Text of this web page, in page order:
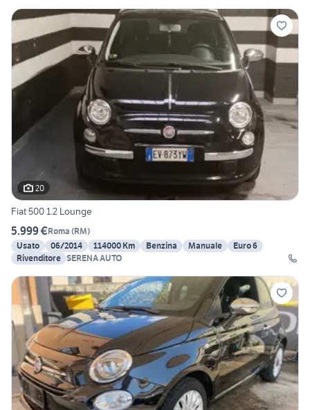
20
Fiat 500 1.2 Lounge
5.999 €Roma (RM)
Usato
06/2014 114000 Km Benzina Manuale
Euro 6
Rivenditore SERENA AUTO